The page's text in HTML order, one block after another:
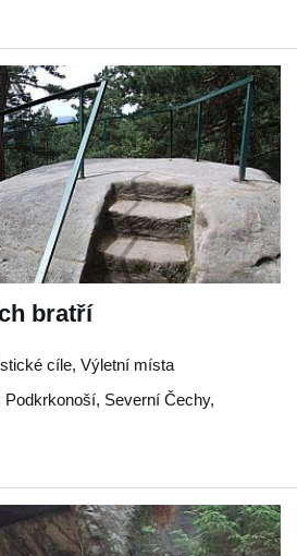
bratří
cíle, Výletní místa
Podkrkonoší, Severní Čechy,